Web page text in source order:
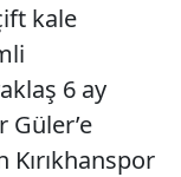
kale
6 ay
Güler’e
Kırıkhanspor